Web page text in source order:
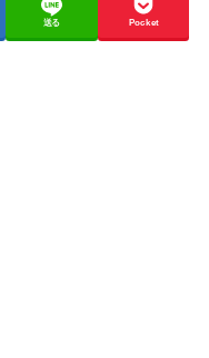
送る Pocket